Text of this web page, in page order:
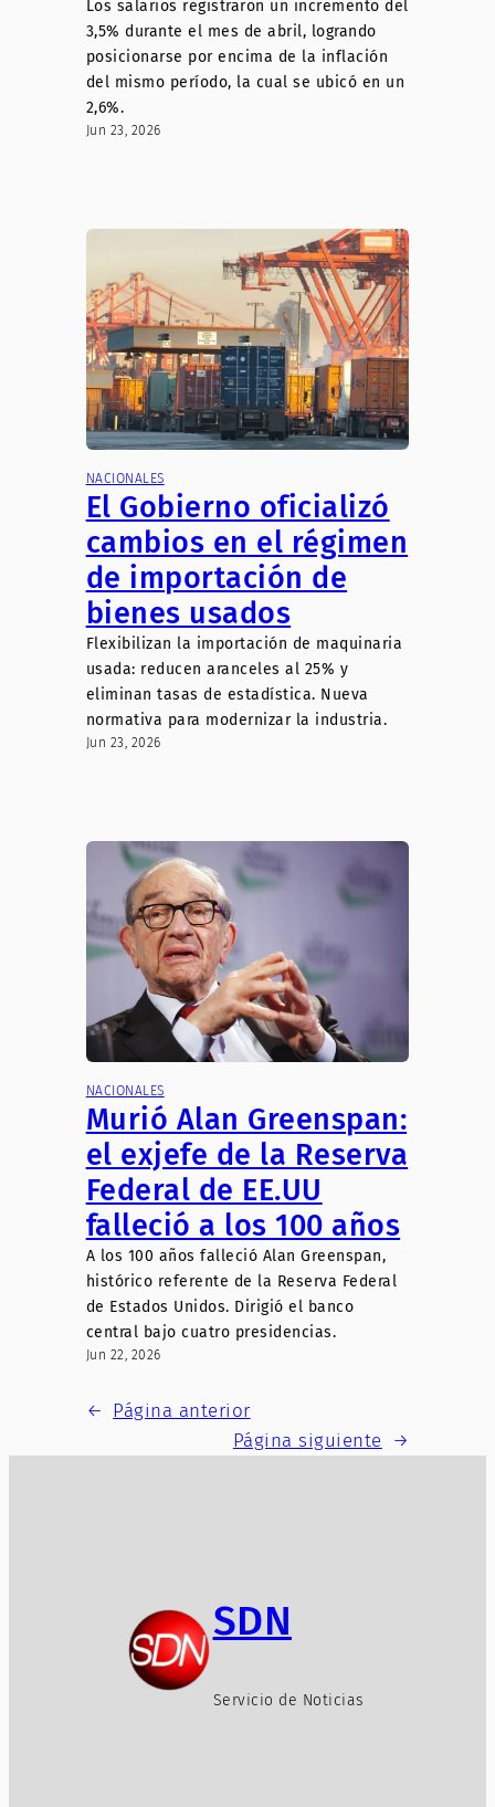
Los salarios registraron un incremento del
3,5% durante el mes de abril, logrando
posicionarse por encima de la inflación
del mismo período, la cual se ubicó en un
2,6%.
Jun 23, 2026
NACIONALES
El Gobierno oficializó
cambios en el régimen
de importación de
bienes usados
Flexibilizan la importación de maquinaria
usada: reducen aranceles al 25% y
eliminan tasas de estadística. Nueva
normativa para modernizar la industria.
Jun 23, 2026
NACIONALES
Murió Alan Greenspan:
el exjefe de la Reserva
Federal de EE.UU
falleció a los 100 años
A los 100 años falleció Alan Greenspan,
histórico referente de la Reserva Federal
de Estados Unidos. Dirigió el banco
central bajo cuatro presidencias.
Jun 22, 2026
← Página anterior
Página siguiente
→
SDN
Servicio de Noticias